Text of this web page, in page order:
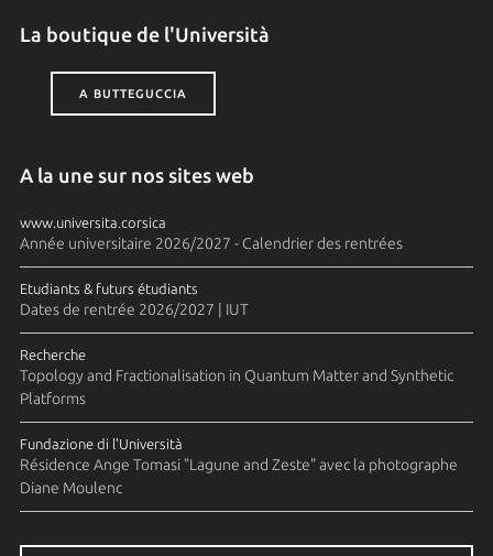
La boutique de l'Università
A BUTTEGUCCIA
A la une sur nos sites web
www.universita.corsica
Année universitaire 2026/2027 - Calendrier des rentrées
Etudiants & futurs étudiants
Dates de rentrée 2026/2027 | IUT
Recherche
Topology and Fractionalisation in Quantum Matter and Synthetic
Platforms
Fundazione di l'Università
Résidence Ange Tomasi "Lagune and Zeste" avec la photographe
Diane Moulenc